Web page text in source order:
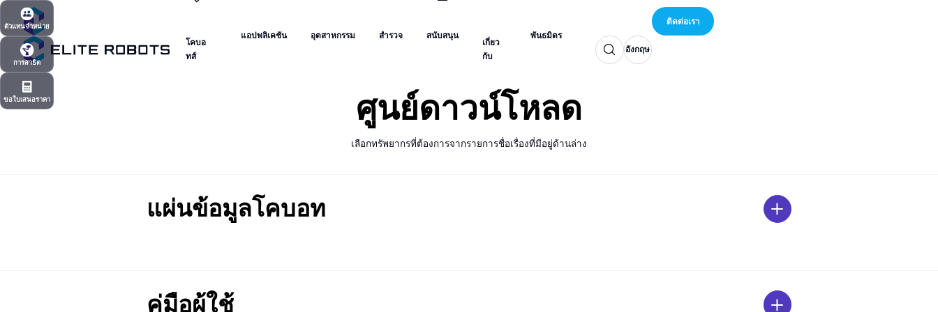
ตัวแทนจำหน่าย
ตัวแทนจำหน่าย
การสาธิต
การสาธิต
ขอใบเสนอราคา
โคบอ
ทส์
แอปพลิเคชัน
อุตสาหกรรม
สำรวจ
สนับสนุน
เกี่ยว
กับ
พันธมิตร
อังกฤษ
อังกฤษ
อังกฤษ
อังกฤษ
อังกฤษ
ติดต่อเรา
ติดต่อเรา
ศูนย์ดาวน์โหลด
เลือกทรัพยากรที่ต้องการจากรายการชื่อเรื่องที่มีอยู่ด้านล่าง
แผ่นข้อมูลโคบอท
คู่มือผู้ใช้